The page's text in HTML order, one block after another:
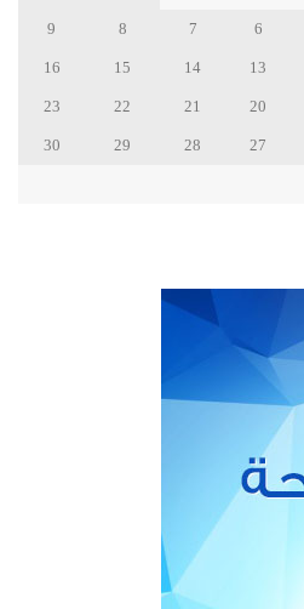
6
7
8
9
13
14
15
16
20
21
22
23
27
28
29
30